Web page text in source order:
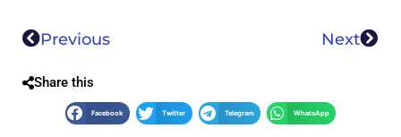
Previous Next
Share this
Facebook Twitter Telegram WhatsApp